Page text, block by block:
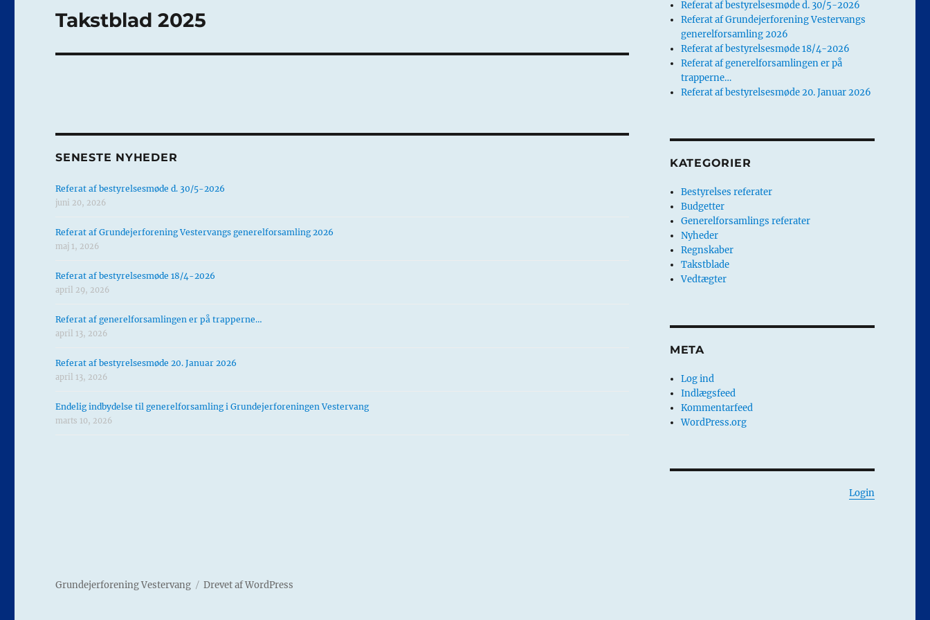
Næste
Takstblad 2025
SENESTE NYHEDER
Referat af bestyrelsesmøde d. 30/5-2026
juni 20, 2026
Referat af Grundejerforening Vestervangs generelforsamling 2026
maj 1, 2026
Referat af bestyrelsesmøde 18/4-2026
april 29, 2026
Referat af generelforsamlingen er på trapperne…
april 13, 2026
Referat af bestyrelsesmøde 20. Januar 2026
april 13, 2026
Endelig indbydelse til generelforsamling i Grundejerforeningen Vestervang
marts 10, 2026
Referat af bestyrelsesmøde d. 30/5-2026
Referat af Grundejerforening Vestervangs
generelforsamling 2026
Referat af bestyrelsesmøde 18/4-2026
Referat af generelforsamlingen er på
trapperne…
Referat af bestyrelsesmøde 20. Januar 2026
KATEGORIER
Bestyrelses referater
Budgetter
Generelforsamlings referater
Nyheder
Regnskaber
Takstblade
Vedtægter
META
Log ind
Indlægsfeed
Kommentarfeed
WordPress.org
Login
Grundejerforening Vestervang Drevet af WordPress